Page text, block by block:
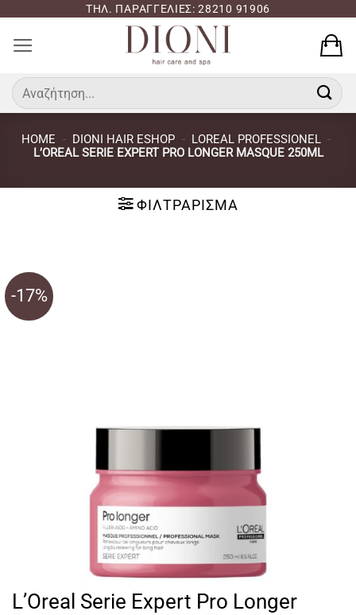
περιεχόμενο
ΤΗΛ. ΠΑΡΑΓΓΕΛΙΕΣ: 28210 91906
Αναζήτηση
για:
HOME - DIONI HAIR ESHOP - LOREAL PROFESSIONEL -
L’OREAL SERIE EXPERT PRO LONGER MASQUE 250ML
ΦΙΛΤΡΆΡΙΣΜΑ
-17%
L’Oreal Serie Expert Pro Longer